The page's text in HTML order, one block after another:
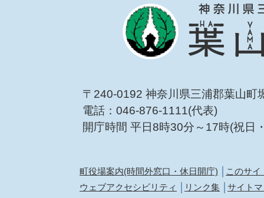
〒240-0192 神奈川県三浦郡葉山町
電話：046-876-1111(代表)
開庁時間 平日8時30分～17時(祝日
町役場案内(時間外窓口・休日開庁)
このサイ
ウェブアクセシビリティ
リンク集 サイト